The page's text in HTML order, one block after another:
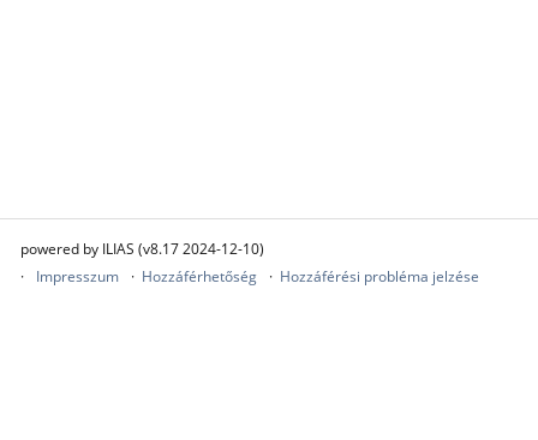
powered by ILIAS (v8.17 2024-12-10)
Impresszum
Hozzáférhetőség Hozzáférési probléma jelzése